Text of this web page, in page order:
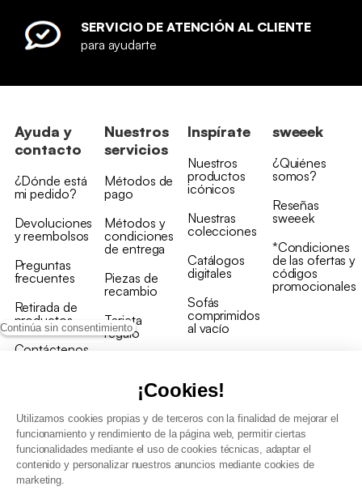
Continúa sin consentimiento
¡Cookies!
Utilizamos cookies propias y de terceros con la finalidad de mejorar el
funcionamiento y rendimiento de la página web, permitir ciertas
funcionalidades mediante el uso de cookies técnicas, adaptar el
contenido y personalizar nuestros anuncios mediante cookies de
marketing.
SERVICIO DE ATENCIÓN AL CLIENTE
para ayudarte
Ayuda y
contacto
¿Dónde está
mi pedido?
Devoluciones
y reembolsos
Preguntas
frecuentes
Retirada de
productos
Contáctenos
Nuestros
servicios
Métodos de
pago
Métodos y
condiciones
de entrega
Piezas de
recambio
Tarjeta
regalo
Inspírate
Nuestros
productos
icónicos
Nuestras
colecciones
Catálogos
digitales
Sofás
comprimidos
al vacío
sweeek
¿Quiénes
somos?
Reseñas
sweeek
*Condiciones
de las ofertas y
códigos
promocionales